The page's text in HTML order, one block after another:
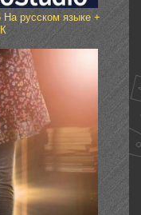
На русском языке +